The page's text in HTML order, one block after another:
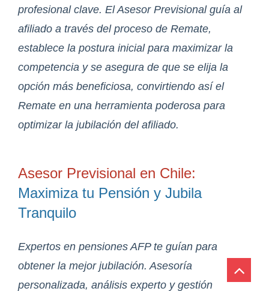
profesional clave. El Asesor Previsional guía al
afiliado a través del proceso de Remate,
establece la postura inicial para maximizar la
competencia y se asegura de que se elija la
opción más beneficiosa, convirtiendo así el
Remate en una herramienta poderosa para
optimizar la jubilación del afiliado.
Asesor Previsional en Chile:
Maximiza tu Pensión y Jubila
Tranquilo
Expertos en pensiones AFP te guían para
obtener la mejor jubilación. Asesoría
personalizada, análisis experto y gestión